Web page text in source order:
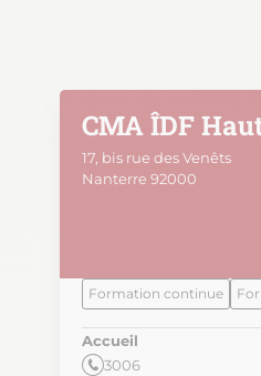
CMA ÎDF
17, bis rue des Venêts
Nanterre 92000
Formation continue
Accueil
3006